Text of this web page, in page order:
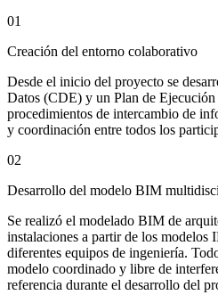
01
Creación del entorno colaborativo
Desde el inicio del proyecto se
Datos (CDE) y un Plan de
procedimientos de intercambio de
y coordinación entre todos los
02
Desarrollo del modelo BIM
Se realizó el modelado BIM de
instalaciones a partir de los modelos
diferentes equipos de ingeniería.
modelo coordinado y libre de
referencia durante el desarrollo del